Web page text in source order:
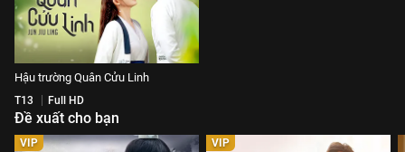
Hậu trường Quân Cửu Linh
T13 Full HD
Đề xuất cho bạn
VIP VIP